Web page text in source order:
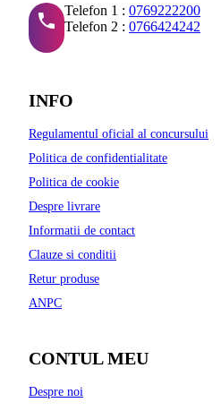
Telefon 1 : 0769222200
Telefon 2 : 0766424242
INFO
Regulamentul oficial al concursului
Politica de confidentialitate
Politica de cookie
Despre livrare
Informatii de contact
Clauze si conditii
Retur produse
ANPC
CONTUL MEU
Despre noi